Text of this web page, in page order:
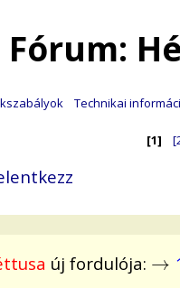
Fórum:
Technikai
[1]
új fordulója: →
→